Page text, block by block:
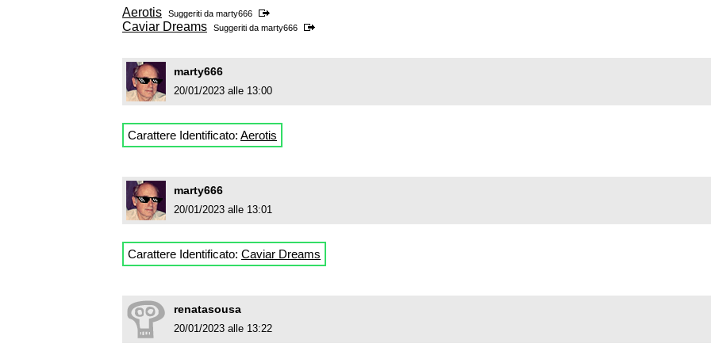
Aerotis Suggeriti da marty666
Caviar Dreams Suggeriti da marty666
marty666
20/01/2023 alle 13:00
Carattere Identificato: Aerotis
marty666
20/01/2023 alle 13:01
Carattere Identificato: Caviar Dreams
renatasousa
20/01/2023 alle 13:22